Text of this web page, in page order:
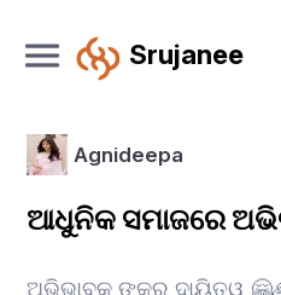
Srujanee
Agnideepa
ଆଧୁନିକ ସମାଜରେ
ଅଭିଭାବକ ଙ୍କର ଦାୟିତ୍ୱ